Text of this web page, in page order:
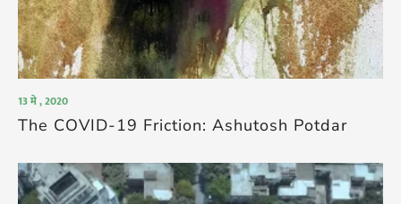
13 मे , 2020
The COVID-19 Friction: Ashutosh Potdar